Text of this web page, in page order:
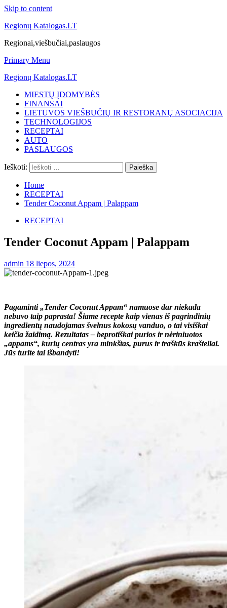
Skip to content
Regionų Katalogas.LT
Regionai,viešbučiai,paslaugos
Primary Menu
Regionų Katalogas.LT
MIESTŲ ĮDOMYBĖS
FINANSAI
LIETUVOS VIEŠBUČIŲ IR RESTORANŲ ASOCIACIJA
TECHNOLOGIJOS
RECEPTAI
AUTO
PASLAUGOS
Ieškoti:
Home
RECEPTAI
Tender Coconut Appam | Palappam
RECEPTAI
Tender Coconut Appam | Palappam
admin 18 liepos, 2024
Pagaminti „Tender Coconut Appam“ namuose dar niekada
nebuvo taip paprasta! Šiame recepte kaip vienas iš pagrindinių
ingredientų naudojamas švelnus kokosų vanduo, o tai visiškai
keičia žaidimą. Rezultatas – beprotiškai purios ir nėriniuotos
„appams“, kurių centras yra minkštas, purus ir traškūs krašteliai.
Jūs turite tai išbandyti!